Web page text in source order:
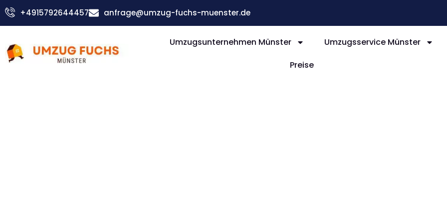
Zum
Inhalt
+4915792644457 anfrage@umzug-fuchs-muenster.de
Umzugsunternehmen Münster
Umzugsservice Münster
Preise